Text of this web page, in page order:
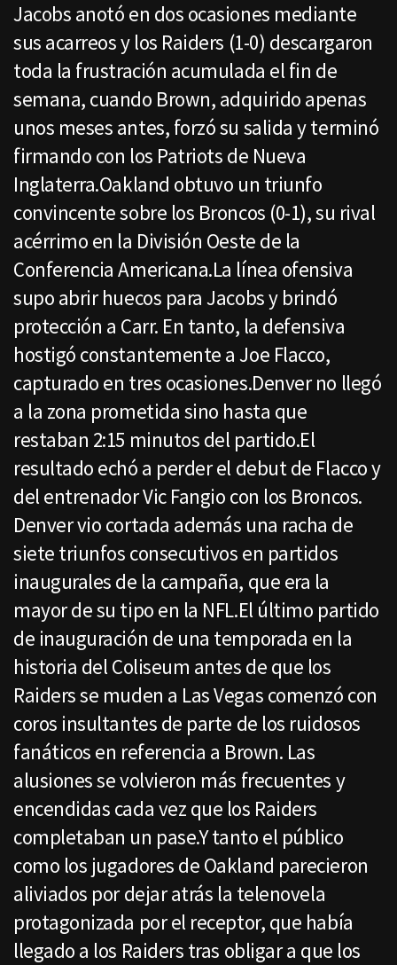
Jacobs anotó en dos ocasiones mediante
sus acarreos y los Raiders (1-0) descargaron
toda la frustración acumulada el fin de
semana, cuando Brown, adquirido apenas
unos meses antes, forzó su salida y terminó
firmando con los Patriots de Nueva
Inglaterra.Oakland obtuvo un triunfo
convincente sobre los Broncos (0-1), su rival
acérrimo en la División Oeste de la
Conferencia Americana.La línea ofensiva
supo abrir huecos para Jacobs y brindó
protección a Carr. En tanto, la defensiva
hostigó constantemente a Joe Flacco,
capturado en tres ocasiones.Denver no llegó
a la zona prometida sino hasta que
restaban 2:15 minutos del partido.El
resultado echó a perder el debut de Flacco y
del entrenador Vic Fangio con los Broncos.
Denver vio cortada además una racha de
siete triunfos consecutivos en partidos
inaugurales de la campaña, que era la
mayor de su tipo en la NFL.El último partido
de inauguración de una temporada en la
historia del Coliseum antes de que los
Raiders se muden a Las Vegas comenzó con
coros insultantes de parte de los ruidosos
fanáticos en referencia a Brown. Las
alusiones se volvieron más frecuentes y
encendidas cada vez que los Raiders
completaban un pase.Y tanto el público
como los jugadores de Oakland parecieron
aliviados por dejar atrás la telenovela
protagonizada por el receptor, que había
llegado a los Raiders tras obligar a que los